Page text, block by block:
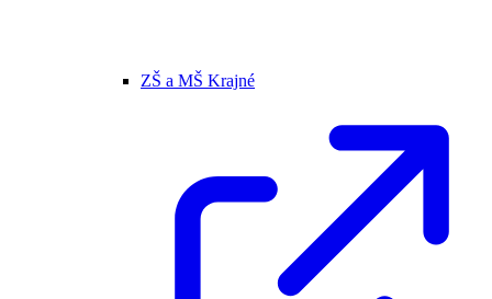
ZŠ a MŠ Krajné